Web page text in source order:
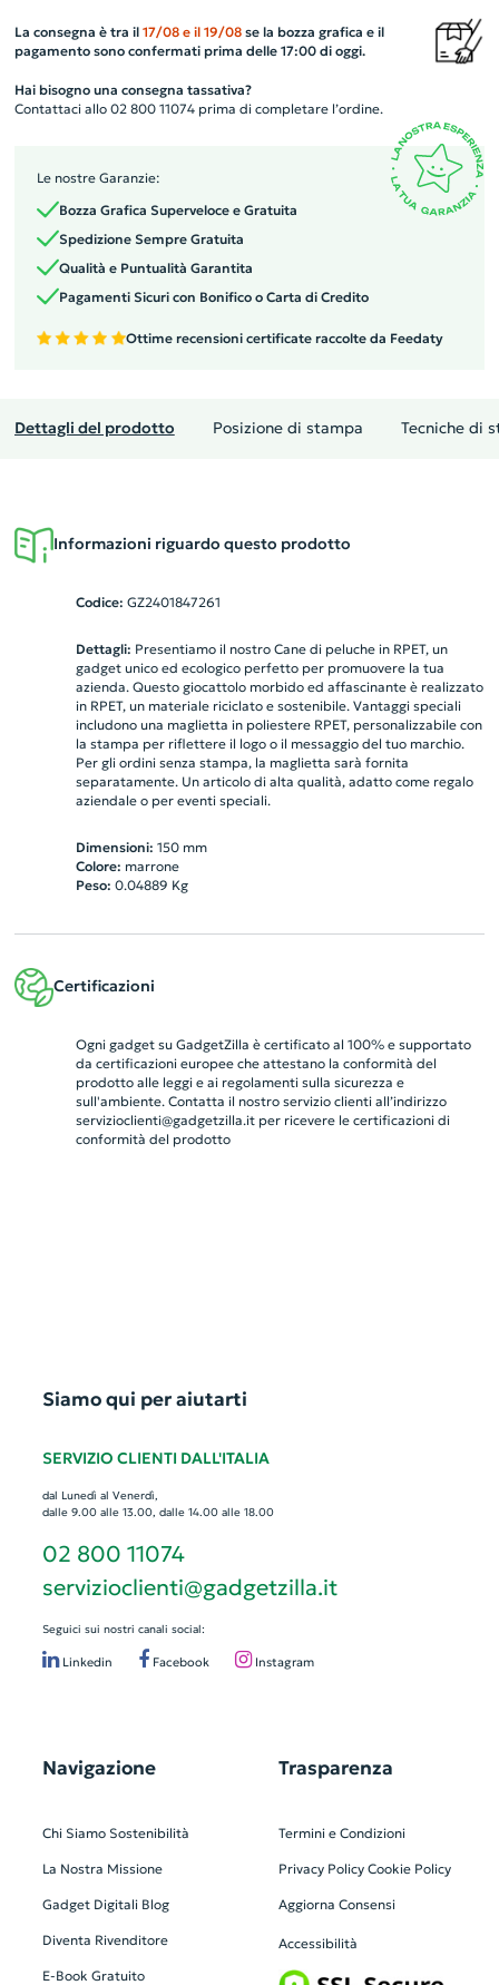
La consegna è tra il 17/08 e il 19/08se la bozza grafica e il
pagamento sono confermati prima delle 17:00 di oggi.
Hai bisogno una consegna tassativa?
Contattaci allo 02 800 11074 prima di completare l’ordine.
Le nostre Garanzie:
Bozza Grafica Superveloce e Gratuita
Spedizione Sempre Gratuita
Qualità e Puntualità Garantita
Pagamenti Sicuri con Bonifico o Carta di Credito
Ottime recensioni certificate raccolte da Feedaty
Dettagli del prodotto Posizione di stampa Tecniche di
Informazioni riguardo questo prodotto
Codice: GZ2401847261
Dettagli: Presentiamo il nostro Cane di peluche in RPET, un
gadget unico ed ecologico perfetto per promuovere la tua
azienda. Questo giocattolo morbido ed affascinante è realizzato
in RPET, un materiale riciclato e sostenibile. Vantaggi speciali
includono una maglietta in poliestere RPET, personalizzabile con
la stampa per riflettere il logo o il messaggio del tuo marchio.
Per gli ordini senza stampa, la maglietta sarà fornita
separatamente. Un articolo di alta qualità, adatto come regalo
aziendale o per eventi speciali.
Dimensioni: 150 mm
Colore: marrone
Peso: 0.04889 Kg
Certificazioni
Ogni gadget su GadgetZilla è certificato al 100% e supportato
da certificazioni europee che attestano la conformità del
prodotto alle leggi e ai regolamenti sulla sicurezza e
sull'ambiente. Contatta il nostro servizio clienti all’indirizzo
servizioclienti@gadgetzilla.itper ricevere le certificazioni di
conformità del prodotto
Siamo qui per aiutarti
SERVIZIO CLIENTI DALL'ITALIA
dal Lunedì al Venerdì,
dalle 9.00 alle 13.00, dalle 14.00 alle 18.00
02 800 11074
servizioclienti@gadgetzilla.it
Seguici sui nostri canali social:
Linkedin Facebook Instagram
Navigazione
Chi Siamo Sostenibilità
La Nostra Missione
Gadget Digitali Blog
Diventa Rivenditore
E-Book Gratuito
Trasparenza
Termini e Condizioni
Privacy Policy Cookie Policy
Aggiorna Consensi
Accessibilità